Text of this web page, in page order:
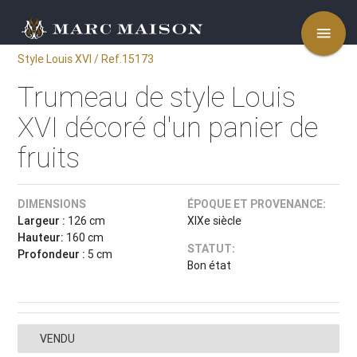
menu
Style Louis XVI / Ref.15173
Trumeau de style Louis
XVI décoré d'un panier de
fruits
DIMENSIONS
Largeur : 126 cm
Hauteur: 160 cm
Profondeur : 5 cm
ÉPOQUE ET PROVENANCE:
XIXe siècle
STATUT:
Bon état
VENDU